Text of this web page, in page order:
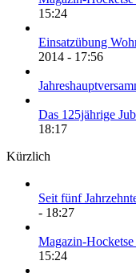
15:24
Einsatzübung
2014 - 17:56
Das 125jährige
18:17
Kürzlich
Seit fünf
- 18:27
Magazin-
15:24